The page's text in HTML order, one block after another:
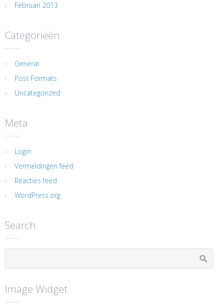
Februari 2013
Categorieën
General
Post Formats
Uncategorized
Meta
Login
Vermeldingen feed
Reacties feed
WordPress.org
Search
Image Widget